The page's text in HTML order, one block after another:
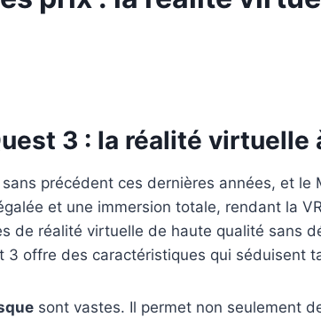
3 : la réalité virtuelle
précédent ces dernières années, et
et une immersion totale, rendant la
de réalité virtuelle de haute qualité sans
offre des caractéristiques qui séduisent
sont vastes. Il permet non seulement